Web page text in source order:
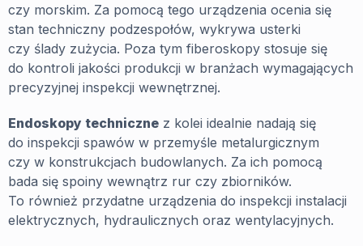
czy morskim. Za pomocą tego urządzenia ocenia się
stan techniczny podzespołów, wykrywa usterki
czy ślady zużycia. Poza tym fiberoskopy stosuje się
do kontroli jakości produkcji w branżach wymagających
precyzyjnej inspekcji wewnętrznej.
Endoskopy techniczne z kolei idealnie nadają się
do inspekcji spawów w przemyśle metalurgicznym
czy w konstrukcjach budowlanych. Za ich pomocą
bada się spoiny wewnątrz rur czy zbiorników.
To również przydatne urządzenia do inspekcji instalacji
elektrycznych, hydraulicznych oraz wentylacyjnych.